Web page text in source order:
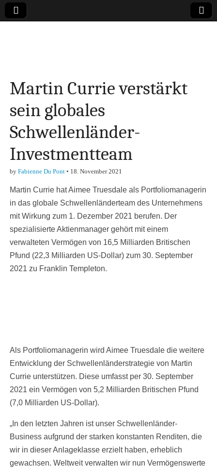
Finanzen,
Marketing-, Vertrieb-
& Investment-Tipps
Martin Currie verstärkt
sein globales
Schwellenländer-
Investmentteam
by Fabienne Du Pont • 18. November 2021
Martin Currie hat Aimee Truesdale als Portfoliomanagerin
in das globale Schwellenländerteam des Unternehmens
mit Wirkung zum 1. Dezember 2021 berufen. Der
spezialisierte Aktienmanager gehört mit einem
verwalteten Vermögen von 16,5 Milliarden Britischen
Pfund (22,3 Milliarden US-Dollar) zum 30. September
2021 zu Franklin Templeton.
Als Portfoliomanagerin wird Aimee Truesdale die weitere
Entwicklung der Schwellenländerstrategie von Martin
Currie unterstützen. Diese umfasst per 30. September
2021 ein Vermögen von 5,2 Milliarden Britischen Pfund
(7,0 Milliarden US-Dollar).
„In den letzten Jahren ist unser Schwellenländer-
Business aufgrund der starken konstanten Renditen, die
wir in dieser Anlageklasse erzielt haben, erheblich
gewachsen. Weltweit verwalten wir nun Vermögenswerte